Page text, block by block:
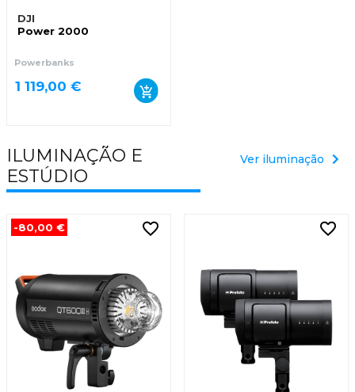
DJI
Power 2000
Powerbanks
1 119,00 €
ILUMINAÇÃO E
ESTÚDIO
Ver iluminação
-80,00 €